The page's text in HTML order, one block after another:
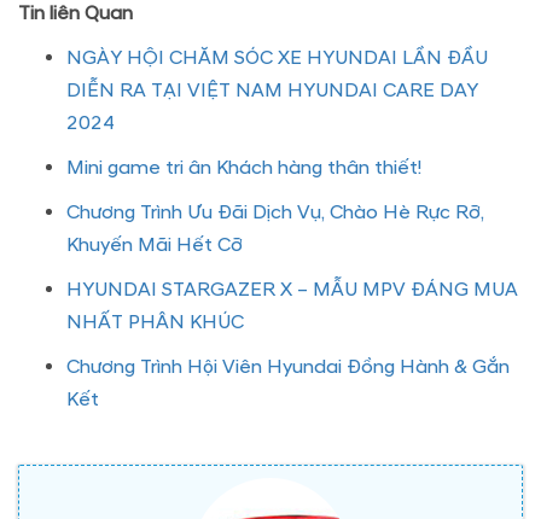
Tin liên Quan
NGÀY HỘI CHĂM SÓC XE HYUNDAI LẦN ĐẦU
DIỄN RA TẠI VIỆT NAM HYUNDAI CARE DAY
2024
Mini game tri ân Khách hàng thân thiết!
Chương Trình Ưu Đãi Dịch Vụ, Chào Hè Rực Rỡ,
Khuyến Mãi Hết Cỡ
HYUNDAI STARGAZER X – MẪU MPV ĐÁNG MUA
NHẤT PHÂN KHÚC
Chương Trình Hội Viên Hyundai Đồng Hành & Gắn
Kết